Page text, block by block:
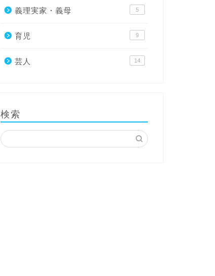
義理実家・義母 5
育児 9
芸人 14
検索